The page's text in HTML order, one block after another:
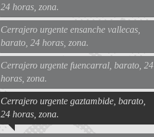
24 horas, zona.
Cerrajero urgente ensanche vallecas,
barato, 24 horas, zona.
Cerrajero urgente fuencarral, barato, 24
horas, zona.
Cerrajero urgente gaztambide, barato,
24 horas, zona.